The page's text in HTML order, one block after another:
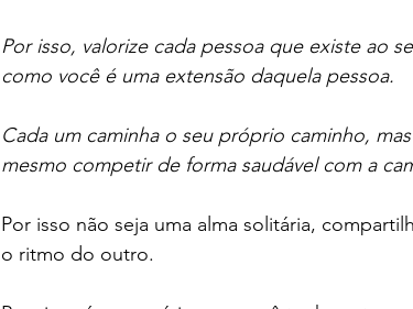
Por isso, valorize cada pessoa que existe ao
como você é uma extensão daquela pessoa.
Cada um caminha o seu próprio caminho,
mesmo competir de forma saudável com a
Por isso não seja uma alma solitária,
o ritmo do outro.